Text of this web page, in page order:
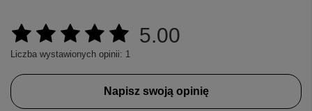
5.00
Liczba wystawionych opinii: 1
Napisz swoją opinię